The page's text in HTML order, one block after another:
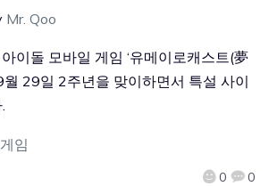
Mr. Qoo
0 0
이돌 모바일 게임 ‘유메이로캐스트(夢
월 29일 2주년을 맞이하면서 특설 사이
임